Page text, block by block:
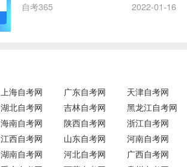
自考365 2022-01-16
上海自考网 广东自考网
天津自考网
湖北自考网 吉林自考网
黑龙江自考网
海南自考网 陕西自考网
浙江自考网
江西自考网 山东自考网
河南自考网
湖南自考网 河北自考网
广西自考网